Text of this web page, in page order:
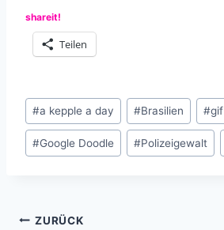
shareit!
Teilen
Schlagworte:
#a kepple a day #Brasilien #gif
#Google Doodle #Polizeigewalt
ZURÜCK